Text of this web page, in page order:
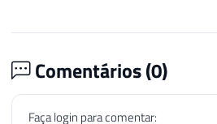
Comentários (0)
Faça login para comentar: